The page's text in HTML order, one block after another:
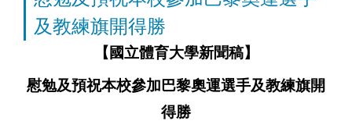
及教練旗開得勝
【國立體育大學新聞稿】
慰勉及預祝本校參加巴黎奧運選手及教練旗開
得勝